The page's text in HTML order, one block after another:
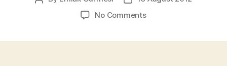
No Commentson